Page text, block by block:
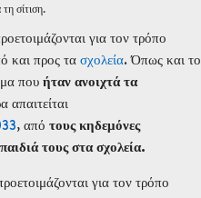
τη σίτιση.
για τον τρόπο
και προς τα σχολεία. Όπως και το
που ήταν ανοιχτά τα
απαιτείται
, από τους κηδεμόνες
τους στα σχολεία.
για τον τρόπο